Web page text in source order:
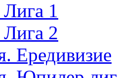
1
2
Ередивизие